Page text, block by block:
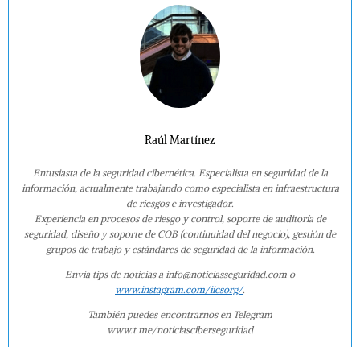
Raúl Martínez
Entusiasta de la seguridad cibernética. Especialista en seguridad de la
información, actualmente trabajando como especialista en infraestructura
de riesgos e investigador.
Experiencia en procesos de riesgo y control, soporte de auditoría de
seguridad, diseño y soporte de COB (continuidad del negocio), gestión de
grupos de trabajo y estándares de seguridad de la información.
Envía tips de noticias a info@noticiasseguridad.com o
www.instagram.com/iicsorg/.
También puedes encontrarnos en Telegram
www.t.me/noticiasciberseguridad